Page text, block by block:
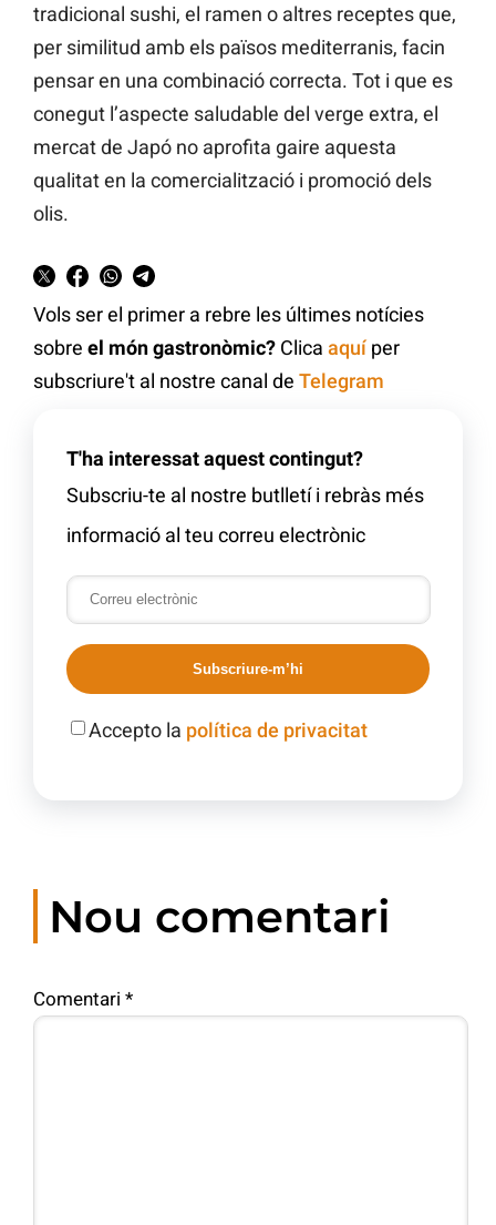
tradicional sushi, el ramen o altres receptes que,
per similitud amb els països mediterranis, facin
pensar en una combinació correcta. Tot i que es
conegut l’aspecte saludable del verge extra, el
mercat de Japó no aprofita gaire aquesta
qualitat en la comercialització i promoció dels
olis.
Vols ser el primer a rebre les últimes notícies
sobre el món gastronòmic? Clica aquíper
subscriure't al nostre canal de Telegram
T'ha interessat aquest contingut?
Subscriu-te al nostre butlletí i rebràs més
informació al teu correu electrònic
Subscriure-m’hi
Accepto la política de privacitat
Nou comentari
Comentari *